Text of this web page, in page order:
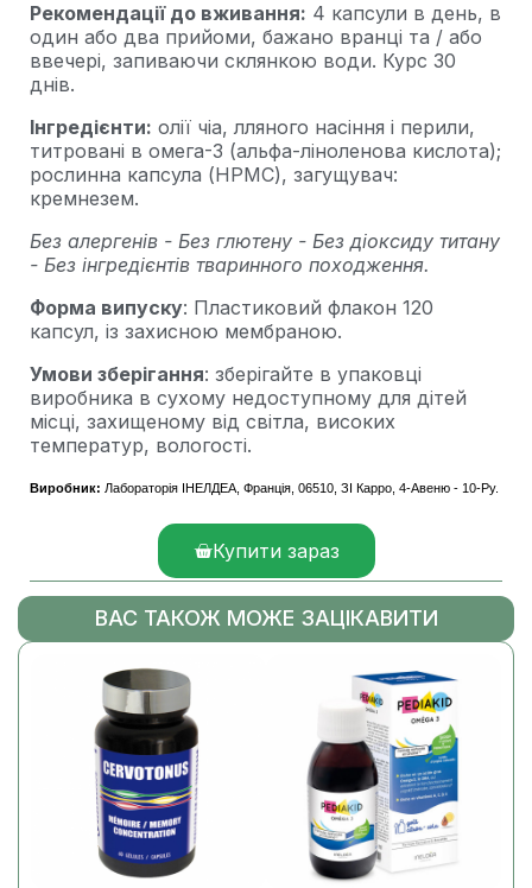
Рекомендації до вживання: 4 капсули в день, в
один або два прийоми, бажано вранці та / або
ввечері, запиваючи склянкою води. Курс 30
днів.
Інгредієнти: олії чіа, лляного насіння і перили,
титровані в омега-3 (альфа-ліноленова кислота);
рослинна капсула (HPMC), загущувач:
кремнезем.
Без алергенів - Без глютену - Без діоксиду титану
- Без інгредієнтів тваринного походження.
Форма випуску: Пластиковий флакон 120
капсул, із захисною мембраною.
Умови зберігання: зберігайте в упаковці
виробника в сухому недоступному для дітей
місці, захищеному від світла, високих
температур, вологості.
Виробник: Лабораторія ІНЕЛДЕА, Франція, 06510, ЗІ Карро, 4-Авеню - 10-Ру.
Купити зараз
ВАС ТАКОЖ МОЖЕ ЗАЦІКАВИТИ